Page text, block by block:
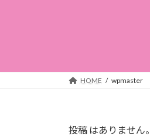
プ
動
HOME wpmaster
投稿 はありません。